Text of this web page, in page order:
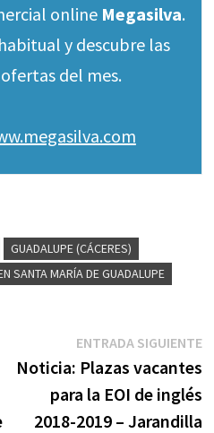
online Megasilva.
y descubre las
del mes.
GUADALUPE (CÁCERES)
SANTA MARÍA DE GUADALUPE
ENTRADA SIGUIENTE
Noticia: Plazas vacantes
para la EOI de inglés
2018-2019 – Jarandilla